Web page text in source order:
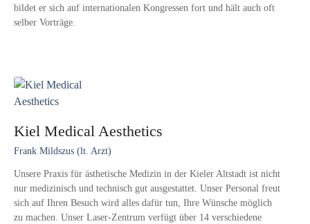
bildet er sich auf internationalen Kongressen fort und hält auch oft
selber Vorträge.
Kiel Medical Aesthetics
Frank Mildszus (lt. Arzt)
Unsere Praxis für ästhetische Medizin in der Kieler Altstadt ist nicht
nur medizinisch und technisch gut ausgestattet. Unser Personal freut
sich auf Ihren Besuch wird alles dafür tun, Ihre Wünsche möglich
zu machen. Unser Laser-Zentrum verfügt über 14 verschiedene